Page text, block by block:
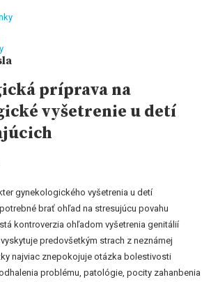
príprava na
vyšetrenie u detí
gynekologického vyšetrenia u detí
brať ohľad na stresujúcu povahu
kontroverzia ohľadom vyšetrenia genitálií
predovšetkým strach z neznámej
najviac znepokojuje otázka bolestivosti
problému, patológie, pocity zahanbenia